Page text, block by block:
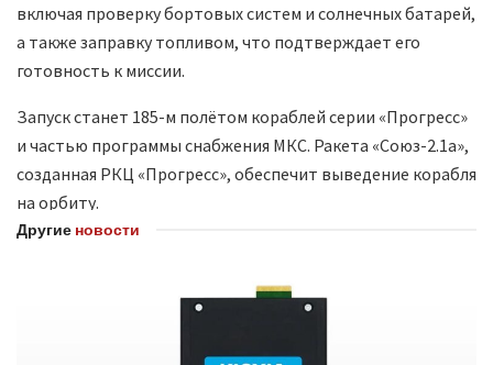
включая проверку бортовых систем и солнечных батарей,
а также заправку топливом, что подтверждает его
готовность к миссии.
Запуск станет 185-м полётом кораблей серии «Прогресс»
и частью программы снабжения МКС. Ракета «Союз-2.1а»,
созданная РКЦ «Прогресс», обеспечит выведение корабля
на орбиту.
Другие новости